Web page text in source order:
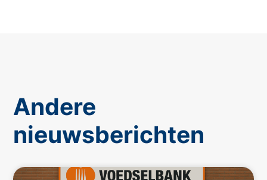
Andere
nieuwsberichten